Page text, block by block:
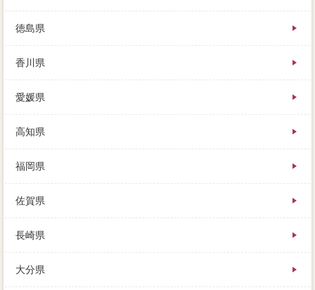
徳島県
香川県
愛媛県
高知県
福岡県
佐賀県
長崎県
大分県